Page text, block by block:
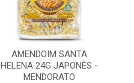
AMENDOIM SANTA
HELENA 24G JAPONÊS -
MENDORATO